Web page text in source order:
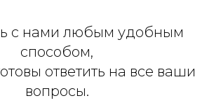
с нами любым удобным
способом,
ответить на все ваши
вопросы.